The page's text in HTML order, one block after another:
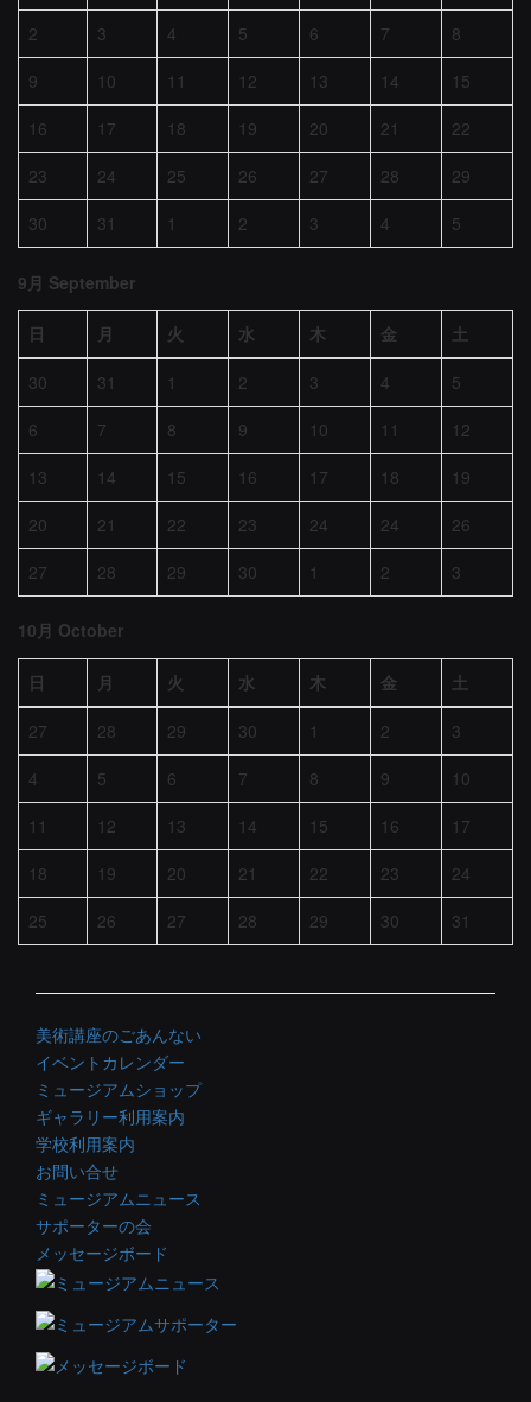
2
3 4 5 6 7
8
9
10 11 12 13 14
15
16
17 18 19 20 21
22
23
24 25 26 27 28
29
30
31 1 2 3 4 5
9月 September
日 月 火 水 木 金 土
30 31 1 2 3 4
5
6
7 8 9 10 11
12
13
14 15 16 17 18
19
20
21 22 23 24 24
26
27
28 29 30 1 2 3
10月 October
日 月 火 水 木 金 土
27 28 29 30 1 2
3
4
5 6 7 8 9
10
11
12 13 14 15 16
17
18
19 20 21 22 23
24
25
26 27 28 29 30 31
美術講座のごあんない
イベントカレンダー
ミュージアムショップ
ギャラリー利用案内
学校利用案内
お問い合せ
ミュージアムニュース
サポーターの会
メッセージボード